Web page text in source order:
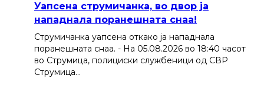
Уапсена струмичанка, во двор ја
нападнала поранешната снаа!
Струмичанка уапсена откако ја нападнала
поранешната снаа. - На 05.08.2026 во 18:40 часот
во Струмица, полициски службеници од СВР
Струмица…